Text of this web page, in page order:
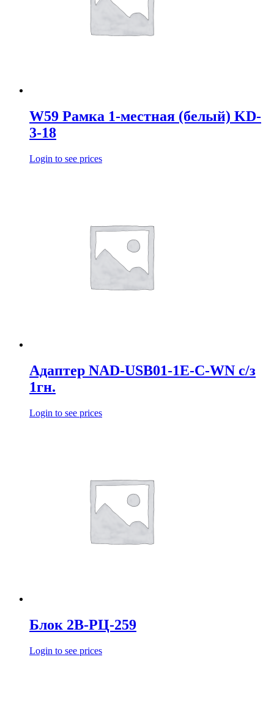
W59 Рамка 1-местная (белый) KD-
3-18
Login to see prices
Адаптер NAD-USB01-1E-C-WN с/з
1гн.
Login to see prices
Блок 2В-РЦ-259
Login to see prices